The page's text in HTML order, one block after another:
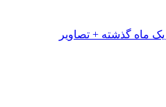
یک ماه گذشته + تصاویر